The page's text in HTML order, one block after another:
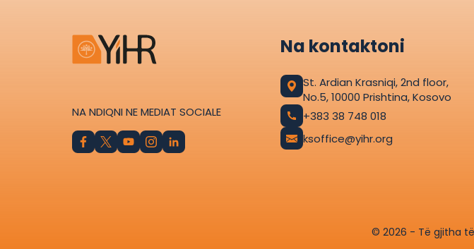
NA NDIQNI NE MEDIAT SOCIALE
Na kontaktoni
St. Ardian Krasniqi, 2nd floor,
No.5, 10000 Prishtina, Kosovo
+383 38 748 018
ksoffice@yihr.org
© 2026 - Të gjitha